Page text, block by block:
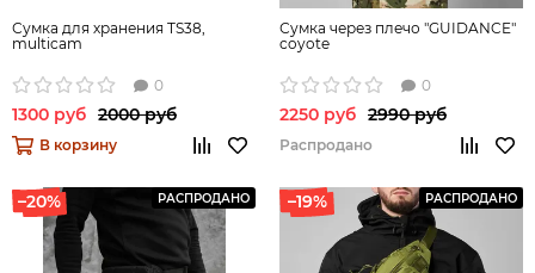
Сумка для хранения TS38,
multicam
0
1300 руб 2000 руб
В корзину
Сумка через плечо "GUIDANCE"
coyote
0
2250 руб 2990 руб
Распродано
–20% РАСПРОДАНО –19% РАСПРОДАНО